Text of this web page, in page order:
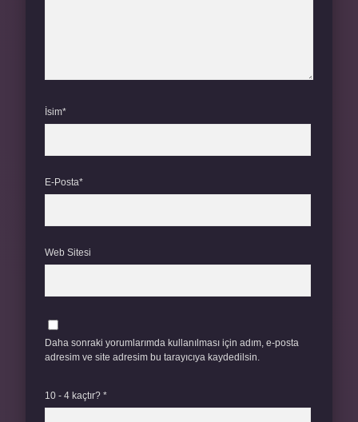
İsim*
E-Posta*
Web Sitesi
Daha sonraki yorumlarımda kullanılması için adım, e-posta
adresim ve site adresim bu tarayıcıya kaydedilsin.
10 - 4 kaçtır? *